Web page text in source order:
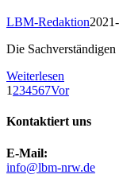
LBM-Redaktion
Die
Weiterlesen
1 234567Vor
Kontaktiert uns
E-Mail:
info@lbm-nrw.de